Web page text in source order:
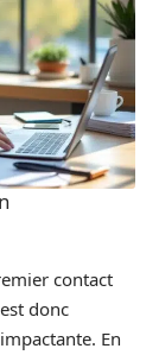
contact
donc
En